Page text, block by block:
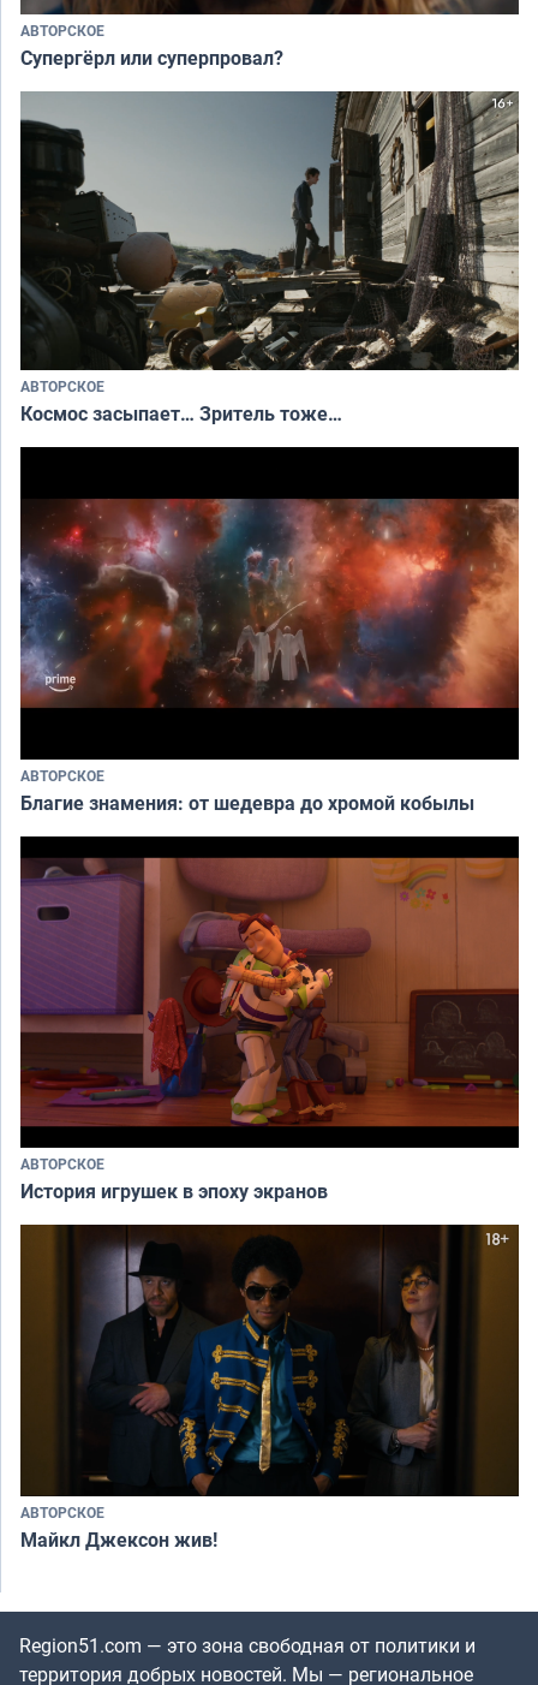
АВТОРСКОЕ
Супергёрл или суперпровал?
АВТОРСКОЕ
Космос засыпает… Зритель тоже…
АВТОРСКОЕ
Благие знамения: от шедевра до хромой кобылы
АВТОРСКОЕ
История игрушек в эпоху экранов
АВТОРСКОЕ
Майкл Джексон жив!
Region51.com — это зона свободная от политики и
территория добрых новостей. Мы — региональное